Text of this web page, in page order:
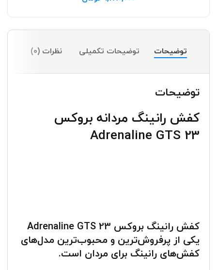
توضیحات توضیحات تکمیلی نظرات (0)
توضیحات
کفش رانینگ مردانه بروکس
Adrenaline GTS 23
کفش رانینگ بروکس Adrenaline GTS 23
یکی از پرفروش‌ترین و محبوب‌ترین مدل‌های
کفش‌های رانینگ برای مردان است.